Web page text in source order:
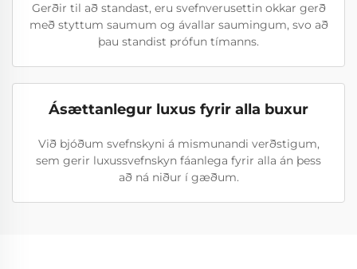
Gerðir til að standast, eru svefnverusettin okkar gerð
með styttum saumum og ávallar saumingum, svo að
þau standist prófun tímanns.
Ásættanlegur luxus fyrir alla buxur
Við bjóðum svefnskyni á mismunandi verðstigum,
sem gerir luxussvefnskyn fáanlega fyrir alla án þess
að ná niður í gæðum.